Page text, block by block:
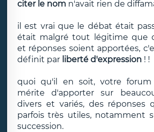
citer le nom n'avait rien de
il est vrai que le débat était
était malgré tout légitime que
et réponses soient apportées,
définit par liberté d'expression ! !
quoi qu'il en soit, votre forum
mérite d'apporter sur
divers et variés, des réponses
parfois très utiles, notamment
succession.